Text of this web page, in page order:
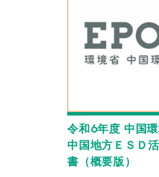
令和6年度 中国
中国地方ＥＳＤ
書（概要版）